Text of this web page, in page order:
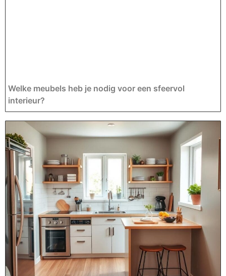
Welke meubels heb je nodig voor een sfeervol
interieur?